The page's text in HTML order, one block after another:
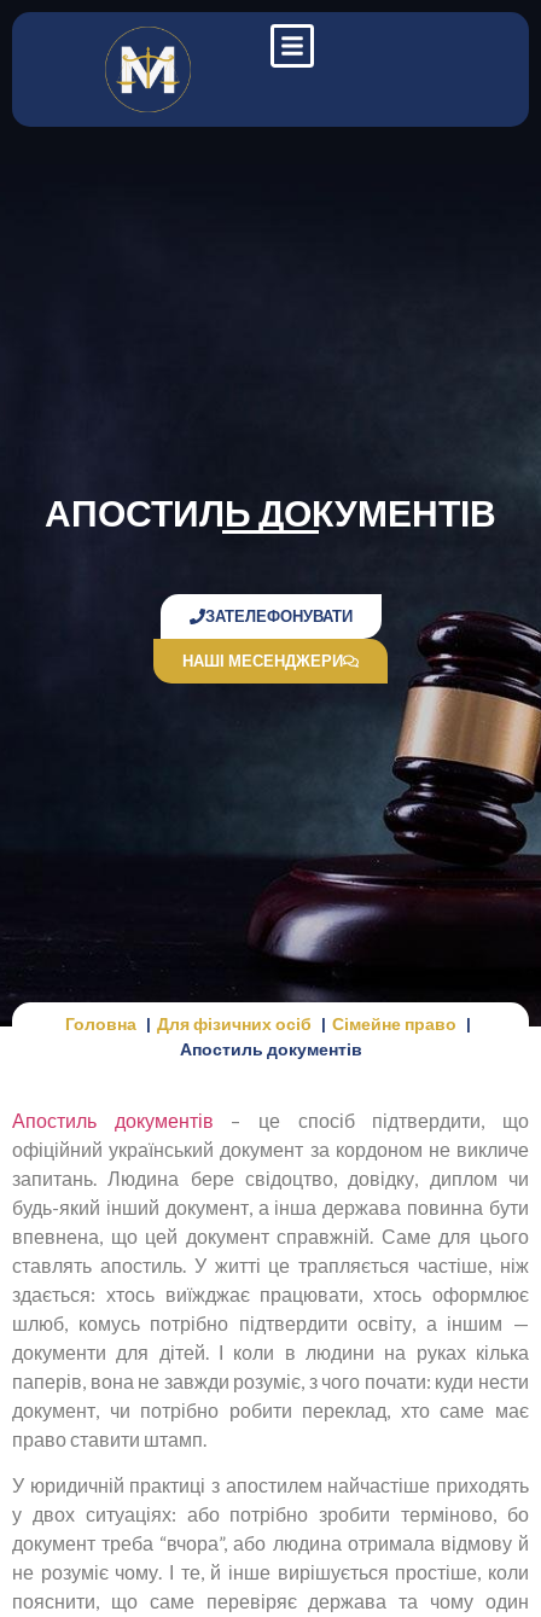
АПОСТИЛЬ ДОКУМЕНТІВ
ЗАТЕЛЕФОНУВАТИ
НАШІ МЕСЕНДЖЕРИ
Головна Для фізичних осіб
Сімейне право
Апостиль документів
Апостиль документів – це спосіб підтвердити, що
офіційний український документ за кордоном не викличе
запитань. Людина бере свідоцтво, довідку, диплом чи
будь-який інший документ, а інша держава повинна бути
впевнена, що цей документ справжній. Саме для цього
ставлять апостиль. У житті це трапляється частіше, ніж
здається: хтось виїжджає працювати, хтось оформлює
шлюб, комусь потрібно підтвердити освіту, а іншим —
документи для дітей. І коли в людини на руках кілька
паперів, вона не завжди розуміє, з чого почати: куди нести
документ, чи потрібно робити переклад, хто саме має
право ставити штамп.
У юридичній практиці з апостилем найчастіше приходять
у двох ситуаціях: або потрібно зробити терміново, бо
документ треба “вчора”, або людина отримала відмову й
не розуміє чому. І те, й інше вирішується простіше, коли
пояснити, що саме перевіряє держава та чому один